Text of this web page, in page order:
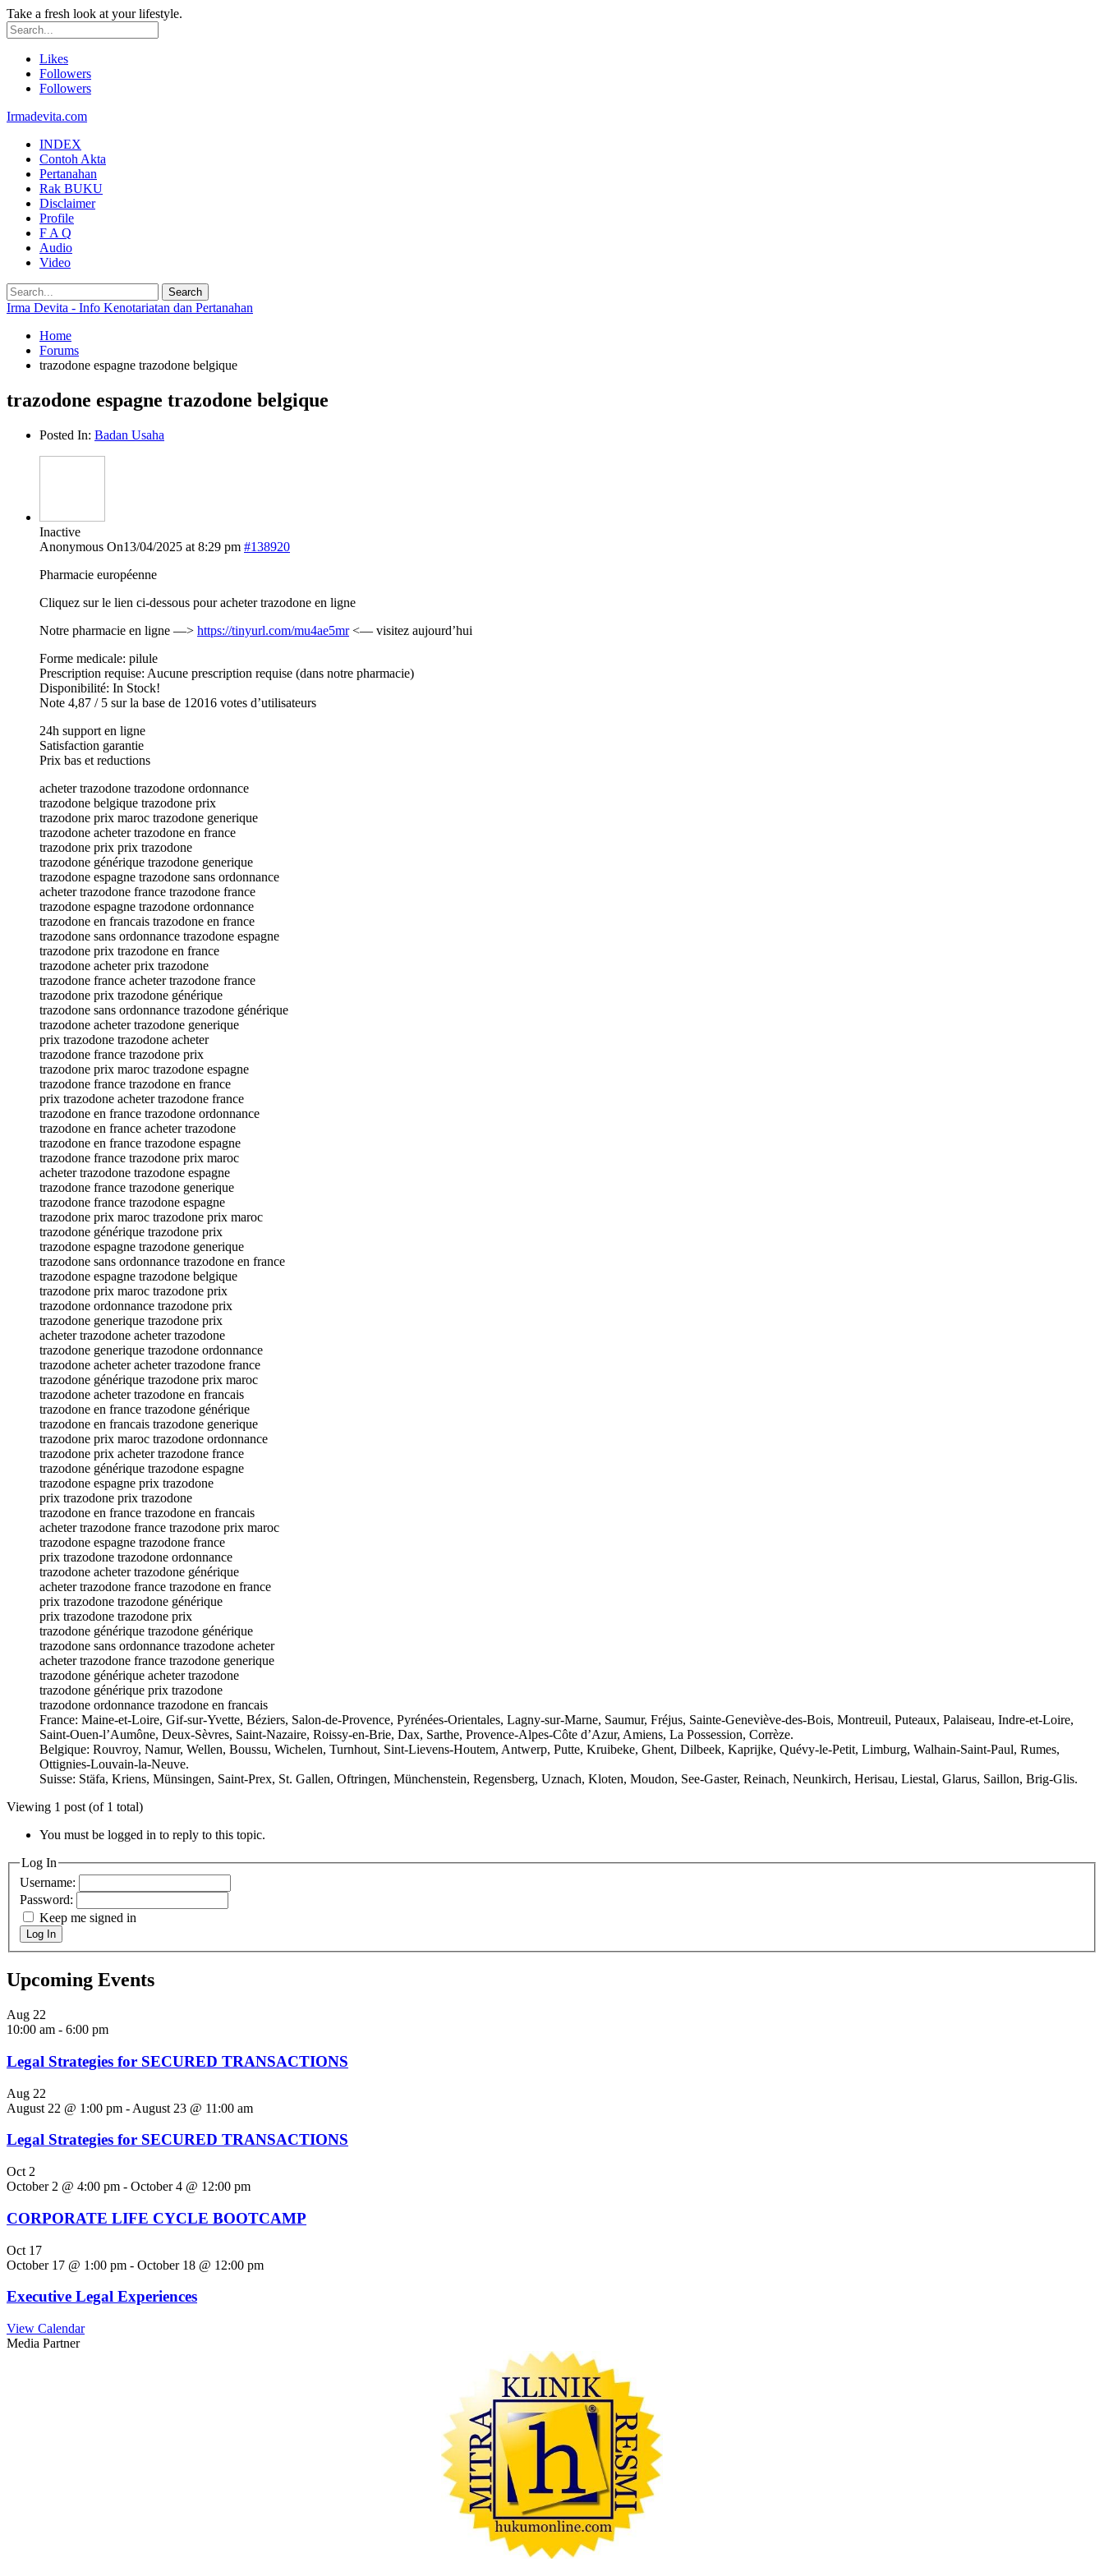
Take a fresh look at your lifestyle.
Likes
Followers
Followers
Irmadevita.com
INDEX
Contoh Akta
Pertanahan
Rak BUKU
Disclaimer
Profile
F A Q
Audio
Video
Irma Devita - Info Kenotariatan dan Pertanahan
Home
Forums
trazodone espagne trazodone belgique
trazodone espagne trazodone belgique
Posted In: Badan Usaha
Inactive
Anonymous On13/04/2025 at 8:29 pm #138920
Pharmacie européenne
Cliquez sur le lien ci-dessous pour acheter trazodone en ligne
Notre pharmacie en ligne —> https://tinyurl.com/mu4ae5mr<— visitez aujourd’hui
Forme medicale: pilule
Prescription requise: Aucune prescription requise (dans notre pharmacie)
Disponibilité: In Stock!
Note 4,87 / 5 sur la base de 12016 votes d’utilisateurs
24h support en ligne
Satisfaction garantie
Prix bas et reductions
acheter trazodone trazodone ordonnance
trazodone belgique trazodone prix
trazodone prix maroc trazodone generique
trazodone acheter trazodone en france
trazodone prix prix trazodone
trazodone générique trazodone generique
trazodone espagne trazodone sans ordonnance
acheter trazodone france trazodone france
trazodone espagne trazodone ordonnance
trazodone en francais trazodone en france
trazodone sans ordonnance trazodone espagne
trazodone prix trazodone en france
trazodone acheter prix trazodone
trazodone france acheter trazodone france
trazodone prix trazodone générique
trazodone sans ordonnance trazodone générique
trazodone acheter trazodone generique
prix trazodone trazodone acheter
trazodone france trazodone prix
trazodone prix maroc trazodone espagne
trazodone france trazodone en france
prix trazodone acheter trazodone france
trazodone en france trazodone ordonnance
trazodone en france acheter trazodone
trazodone en france trazodone espagne
trazodone france trazodone prix maroc
acheter trazodone trazodone espagne
trazodone france trazodone generique
trazodone france trazodone espagne
trazodone prix maroc trazodone prix maroc
trazodone générique trazodone prix
trazodone espagne trazodone generique
trazodone sans ordonnance trazodone en france
trazodone espagne trazodone belgique
trazodone prix maroc trazodone prix
trazodone ordonnance trazodone prix
trazodone generique trazodone prix
acheter trazodone acheter trazodone
trazodone generique trazodone ordonnance
trazodone acheter acheter trazodone france
trazodone générique trazodone prix maroc
trazodone acheter trazodone en francais
trazodone en france trazodone générique
trazodone en francais trazodone generique
trazodone prix maroc trazodone ordonnance
trazodone prix acheter trazodone france
trazodone générique trazodone espagne
trazodone espagne prix trazodone
prix trazodone prix trazodone
trazodone en france trazodone en francais
acheter trazodone france trazodone prix maroc
trazodone espagne trazodone france
prix trazodone trazodone ordonnance
trazodone acheter trazodone générique
acheter trazodone france trazodone en france
prix trazodone trazodone générique
prix trazodone trazodone prix
trazodone générique trazodone générique
trazodone sans ordonnance trazodone acheter
acheter trazodone france trazodone generique
trazodone générique acheter trazodone
trazodone générique prix trazodone
trazodone ordonnance trazodone en francais
France: Maine-et-Loire, Gif-sur-Yvette, Béziers, Salon-de-Provence, Pyrénées-Orientales, Lagny-sur-Marne, Saumur, Fréjus, Sainte-Geneviève-des-Bois, Montreuil, Puteaux, Palaiseau, Indre-et-Loire,
Saint-Ouen-l’Aumône, Deux-Sèvres, Saint-Nazaire, Roissy-en-Brie, Dax, Sarthe, Provence-Alpes-Côte d’Azur, Amiens, La Possession, Corrèze.
Belgique: Rouvroy, Namur, Wellen, Boussu, Wichelen, Turnhout, Sint-Lievens-Houtem, Antwerp, Putte, Kruibeke, Ghent, Dilbeek, Kaprijke, Quévy-le-Petit, Limburg, Walhain-Saint-Paul, Rumes,
Ottignies-Louvain-la-Neuve.
Suisse: Stäfa, Kriens, Münsingen, Saint-Prex, St. Gallen, Oftringen, Münchenstein, Regensberg, Uznach, Kloten, Moudon, See-Gaster, Reinach, Neunkirch, Herisau, Liestal, Glarus, Saillon, Brig-Glis.
Viewing 1 post (of 1 total)
You must be logged in to reply to this topic.
Log In
Username:
Password:
Keep me signed in
Log In
Upcoming Events
Aug 22
10:00 am - 6:00 pm
Legal Strategies for SECURED TRANSACTIONS
Aug 22
August 22 @ 1:00 pm - August 23 @ 11:00 am
Legal Strategies for SECURED TRANSACTIONS
Oct 2
October 2 @ 4:00 pm - October 4 @ 12:00 pm
CORPORATE LIFE CYCLE BOOTCAMP
Oct 17
October 17 @ 1:00 pm - October 18 @ 12:00 pm
Executive Legal Experiences
View Calendar
Media Partner